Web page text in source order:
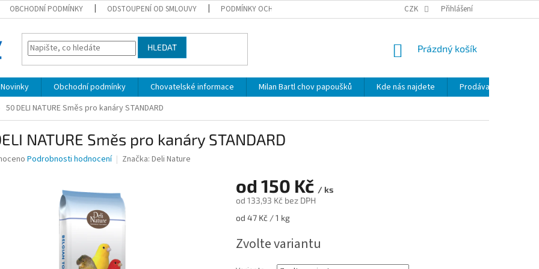
OBCHODNÍ PODMÍNKY ODSTOUPENÍ OD SMLOUVY PODMÍNKY OCHRANY OSOBNÍCH ÚDAJŮ NOVINKY MAPA SERVERU
CZK Přihlášení
HLEDAT
NÁKUPNÍ
Prázdný košík
Novinky Obchodní podmínky Chovatelské informace Milan Bartl chov papoušků Kde nás najdete
Prodávané značky
50 DELI NATURE Směs pro kanáry STANDARD
NATURE Směs pro kanáry STANDARD
Podrobnosti hodnocení Značka: Deli Nature
od 150 Kč / ks
od 133,93 Kčbez DPH
Měrná
od 47 Kč / 1 kg
Zvolte variantu